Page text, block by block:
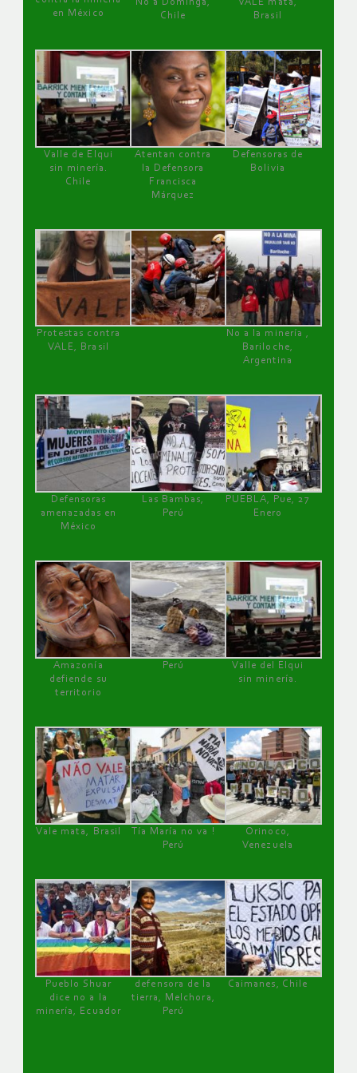
en México
Chile
Brasil
Valle de Elqui
sin minería.
Chile
Atentan contra
la Defensora
Francisca
Márquez
Defensoras de
Bolivia
Protestas contra
VALE, Brasil
No a la minería ,
Bariloche,
Argentina
Defensoras
amenazadas en
México
Las Bambas,
Perú
PUEBLA, Pue, 27
Enero
Amazonía
defiende su
territorio
Perú
Valle del Elqui
sin minería.
Vale mata, Brasil
Tía María no va !
Perú
Orinoco,
Venezuela
Pueblo Shuar
dice no a la
minería, Ecuador
defensora de la
tierra, Melchora,
Perú
Caimanes, Chile